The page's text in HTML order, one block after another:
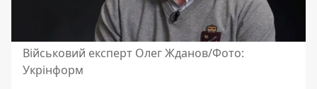
Військовий експерт Олег Жданов/Фото:
Укрінформ